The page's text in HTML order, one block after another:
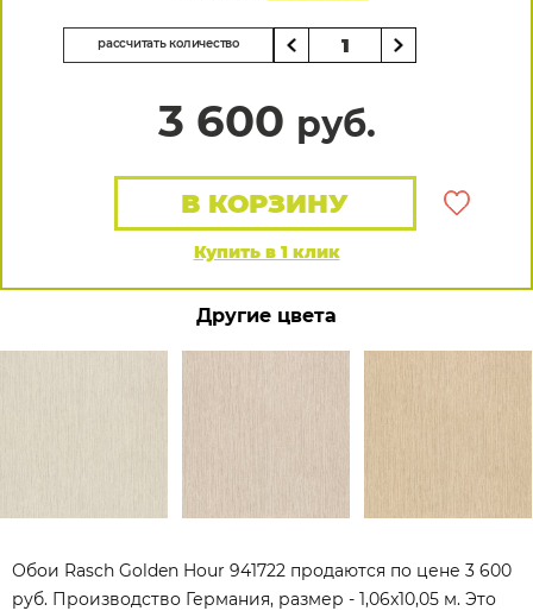
рассчитать количество
3 600 руб.
Купить в 1 клик
В КОРЗИНУ
Другие цвета
Обои Rasch Golden Hour 941722 продаются по цене 3 600
руб. Производство Германия, размер - 1,06x10,05 м. Это